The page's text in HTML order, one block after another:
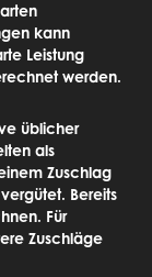
kann
Leistung
werden.
üblicher
als
Zuschlag
Bereits
Für
Zuschläge